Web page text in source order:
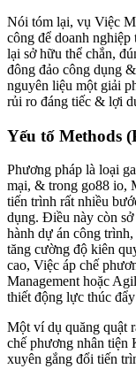
Nói tóm lại, vụ Việc
công để doanh
lại sở hữu thể chắn,
đông đảo công dụng
nguyên liệu một giải
rủi ro đáng tiếc & lợi
Yếu tố Methods
Phương pháp là loại
mại, & trong go88 io,
tiến trình rất nhiều
dụng. Điều này còn
hành dự án công
tăng cường độ kiên
cao, Việc áp chế
Management hoặc
thiết động lực thúc
Một ví dụ quăng quật
chế phương nhân tiện
xuyên gắng đổi tiến